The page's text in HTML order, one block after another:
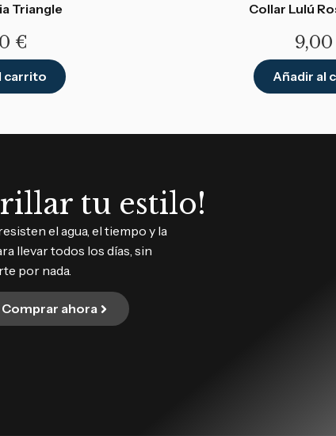
Triangle
€
carrito
Collar Lulú
9,00
Añadir al
tu estilo!
el agua, el tiempo y la
llevar todos los días, sin
por nada.
Comprar ahora